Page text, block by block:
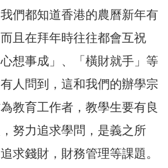
們都知道香港的農曆新年有
且在拜年時往往都會互祝
心想事成」、「橫財就手」等
人問到，這和我們的辦學宗
教育工作者，教學生要有良
努力追求學問，是義之所
求錢財，財務管理等課題。